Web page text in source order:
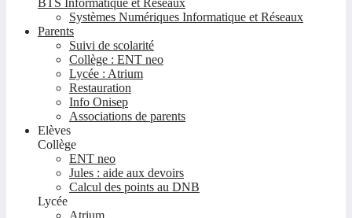
BTS Informatique et Réseaux
Systèmes Numériques Informatique et Réseaux
Parents
Suivi de scolarité
Collège : ENT neo
Lycée : Atrium
Restauration
Info Onisep
Associations de parents
Elèves
Collège
ENT neo
Jules : aide aux devoirs
Calcul des points au DNB
Lycée
Atrium